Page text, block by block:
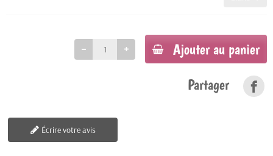
Ajouter au panier
Partager
Écrire votre avis